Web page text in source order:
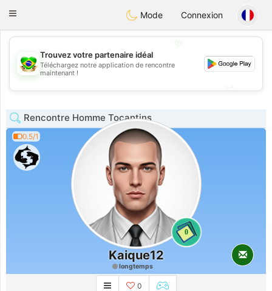
BrasilConversar
Toggle
Mode Connexion
💖
💕
Trouvez votre partenaire idéal
Téléchargez notre application de rencontre
maintenant !
Rencontre Homme Tocantins
0.5/1
0
Kaique12
longtemps
0